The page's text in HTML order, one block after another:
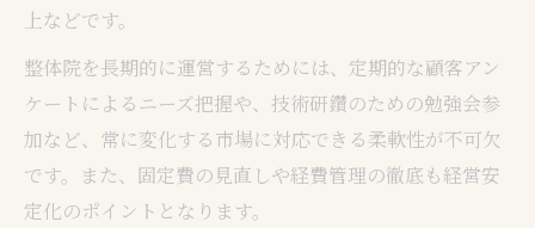
上などです。
整体院を長期的に運営するためには、定期的な顧客アン
ケートによるニーズ把握や、技術研鑽のための勉強会参
加など、常に変化する市場に対応できる柔軟性が不可欠
です。また、固定費の見直しや経費管理の徹底も経営安
定化のポイントとなります。